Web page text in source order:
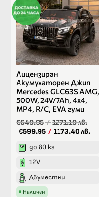
Лицензиран
Акумулаторен Джип
Mercedes GLC63S AMG,
500W, 24V/7Ah, 4х4,
MP4, R/C, EVA гуми
€649.95/1271.19 лв.
€599.95 / 1173.40 лв.
до 80 кг
12V
Двуместни
Наличен